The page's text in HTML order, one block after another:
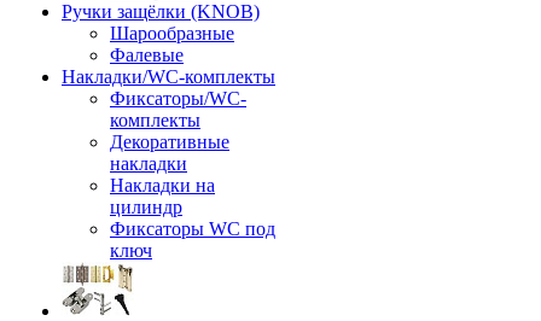
Ручки защёлки (KNOB)
Шарообразные
Фалевые
Накладки/WC-комплекты
Фиксаторы/WC-
комплекты
Декоративные
накладки
Накладки на
цилиндр
Фиксаторы WC под
ключ